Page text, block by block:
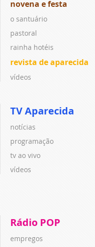
novena e festa
o santuário
pastoral
rainha hotéis
revista de aparecida
vídeos
TV Aparecida
notícias
programação
tv ao vivo
vídeos
Rádio POP
empregos